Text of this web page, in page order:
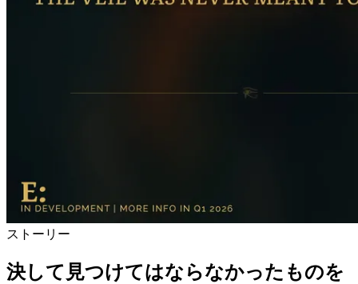
ストーリー
決して見つけてはならなかったものを